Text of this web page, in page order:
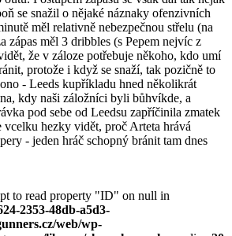
se snažil o nějaké náznaky ofenzivních
měl relativně nebezpečnou střelu (na
zápas měl 3 dribbles (s Pepem nejvíc z
že v záloze potřebuje někoho, kdo umí
protože i když se snaží, tak pozičně to
- Leeds kupříkladu hned několikrát
kdy naši záložníci byli bůhvíkde, a
pod sebe od Leedsu zapříčinila zmatek
vcelku hezky vidět, proč Arteta hrává
- jeden hráč schopný bránit tam dnes
to read property "ID" on null in
2353-48db-a5d3-
web/wp-